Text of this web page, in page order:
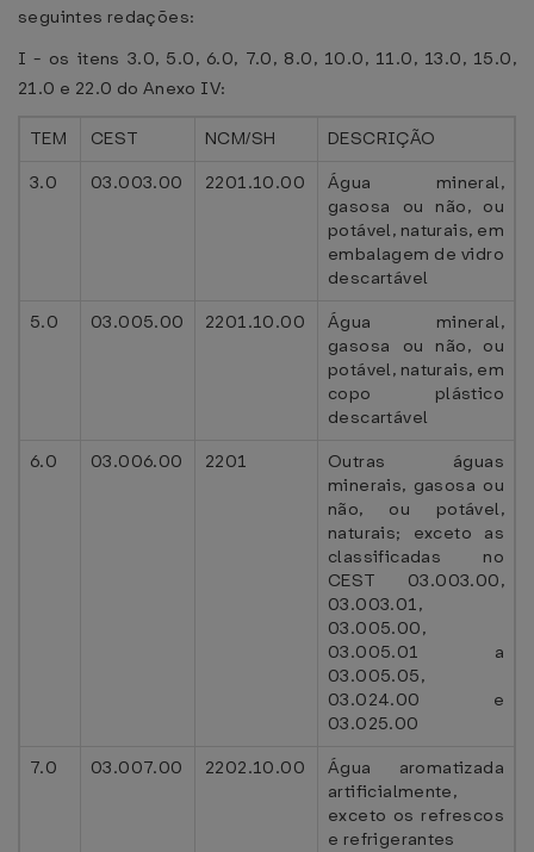
seguintes redações:
I - os itens 3.0, 5.0, 6.0, 7.0, 8.0, 10.0, 11.0, 13.0, 15.0,
21.0 e 22.0 do Anexo IV:
TEM CEST NCM/SH
DESCRIÇÃO
3.0
03.003.00 2201.10.00
Água mineral,
gasosa ou não, ou
potável, naturais, em
embalagem de vidro
descartável
5.0
03.005.00 2201.10.00
Água mineral,
gasosa ou não, ou
potável, naturais, em
copo plástico
descartável
6.0
03.006.00 2201
Outras águas
minerais, gasosa ou
não, ou potável,
naturais; exceto as
classificadas no
CEST 03.003.00,
03.003.01,
03.005.00,
03.005.01 a
03.005.05,
03.024.00 e
03.025.00
7.0
03.007.00 2202.10.00
Água aromatizada
artificialmente,
exceto os refrescos
e refrigerantes